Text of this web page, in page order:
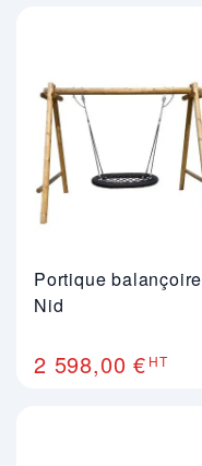
Portique balançoire
Nid
2 598,00 € HT